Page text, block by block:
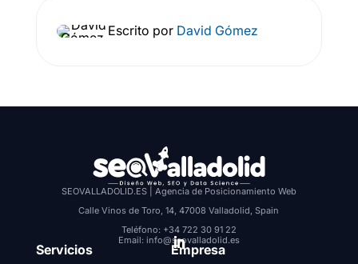
Escrito por David Gómez
SEOVALLADOLID.ES | Agencia de Posicionamiento Web
Calle Vinos de Toro, 14, 47008 Valladolid, Spain
Teléfono: +34 722 30 91 22
Email: info@seovalladolid.es
Servicios Empresa